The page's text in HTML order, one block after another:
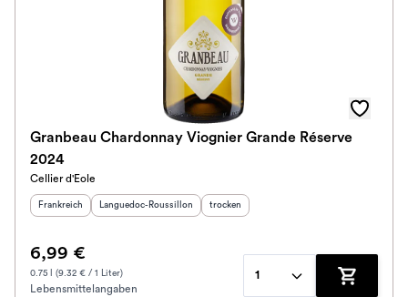
Granbeau Chardonnay Viognier Grande Réserve
2024
Cellier d'Eole
Herkunftsland
Frankreich Herkunftsregion:
Languedoc-Roussillon Geschmack
trocken
6,99 €
0.75 l (9.32 € / 1 Liter)
Lebensmittelangaben
1
Zum